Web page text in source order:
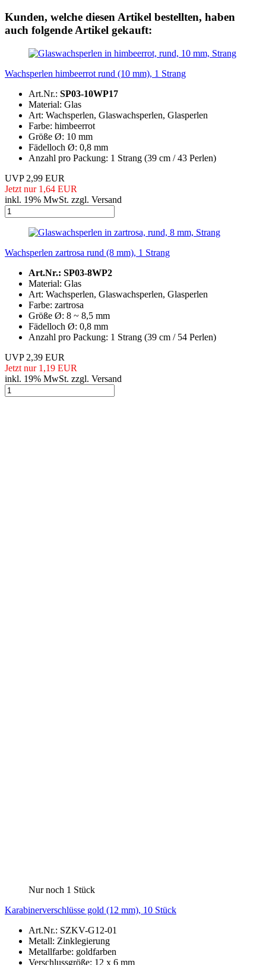
Kunden, welche diesen Artikel bestellten, haben
auch folgende Artikel gekauft:
Wachsperlen himbeerrot rund (10 mm), 1 Strang
Art.Nr.: SP03-10WP17
Material: Glas
Art: Wachsperlen, Glaswachsperlen, Glasperlen
Farbe: himbeerrot
Größe Ø: 10 mm
Fädelloch Ø: 0,8 mm
Anzahl pro Packung: 1 Strang (39 cm / 43 Perlen)
UVP 2,99 EUR
Jetzt nur 1,64 EUR
inkl. 19% MwSt. zzgl. Versand
Wachsperlen zartrosa rund (8 mm), 1 Strang
Art.Nr.: SP03-8WP2
Material: Glas
Art: Wachsperlen, Glaswachsperlen, Glasperlen
Farbe: zartrosa
Größe Ø: 8 ~ 8,5 mm
Fädelloch Ø: 0,8 mm
Anzahl pro Packung: 1 Strang (39 cm / 54 Perlen)
UVP 2,39 EUR
Jetzt nur 1,19 EUR
inkl. 19% MwSt. zzgl. Versand
Nur noch 1 Stück
Karabinerverschlüsse gold (12 mm), 10 Stück
Art.Nr.: SZKV-G12-01
Metall: Zinklegierung
Metallfarbe: goldfarben
Verschlussgröße: 12 x 6 mm